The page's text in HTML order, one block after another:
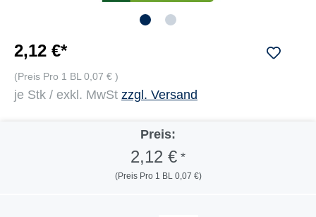
2,12 €*
(Preis Pro 1 BL 0,07 € )
je Stk / exkl. MwSt zzgl. Versand
Preis:
2,12 € *
(Preis Pro 1 BL 0,07 €)